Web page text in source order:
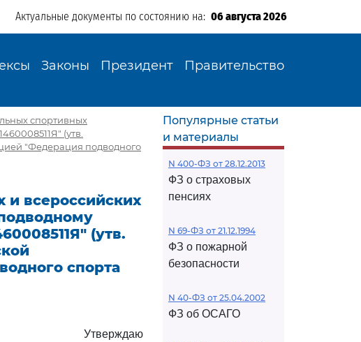
Актуальные документы по состоянию на: 06 августа 2026
Законы Президент Правительство
спортивных
(утв.
"Федерация подводного
всероссийских
(утв.
спорта
Утверждаю
Популярные статьи
и материалы
N 400-ФЗ от 28.12.2013
ФЗ о страховых
пенсиях
N 69-ФЗ от 21.12.1994
ФЗ о пожарной
безопасности
N 40-ФЗ от 25.04.2002
ФЗ об ОСАГО